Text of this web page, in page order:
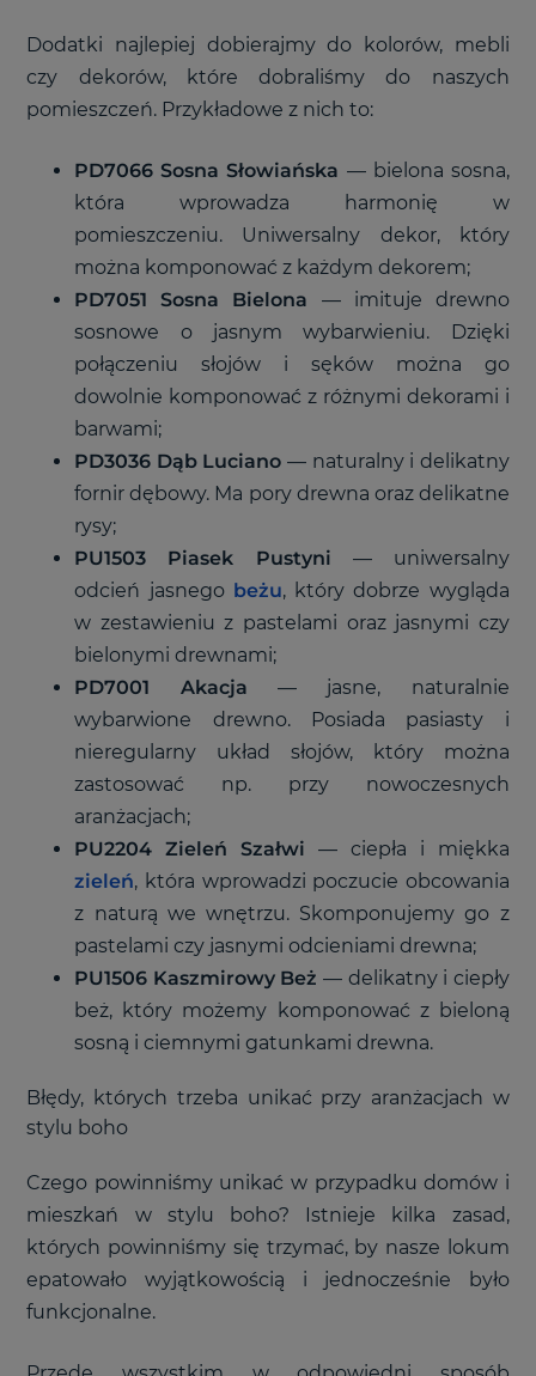
Dodatki najlepiej dobierajmy do kolorów, mebli
czy dekorów, które dobraliśmy do naszych
pomieszczeń. Przykładowe z nich to:
PD7066 Sosna Słowiańska —bielona sosna,
która wprowadza harmonię w
pomieszczeniu. Uniwersalny dekor, który
można komponować z każdym dekorem;
PD7051 Sosna Bielona
—imituje drewno
sosnowe o jasnym wybarwieniu. Dzięki
połączeniu słojów i sęków można go
dowolnie komponować z różnymi dekorami i
barwami;
PD3036 Dąb Luciano — naturalny i delikatny
fornir dębowy. Ma pory drewna oraz delikatne
rysy;
PU1503
Piasek Pustyni —uniwersalny
odcień jasnego beżu, który dobrze wygląda
w zestawieniu z pastelami oraz jasnymi czy
bielonymi drewnami;
PD7001 Akacja — jasne, naturalnie
wybarwione drewno. Posiada pasiasty i
nieregularny układ słojów, który można
zastosować np. przy nowoczesnych
aranżacjach;
PU2204 Zieleń Szałwi
— ciepła i miękka
zieleń, która wprowadzi poczucie obcowania
z naturą we wnętrzu. Skomponujemy go z
pastelami czy jasnymi odcieniami drewna;
PU1506 Kaszmirowy Beż — delikatny i ciepły
beż, który możemy komponować z bieloną
sosną i ciemnymi gatunkami drewna.
Błędy, których trzeba unikać przy aranżacjach w
stylu boho
Czego powinniśmy unikać w przypadku domów i
mieszkań w stylu boho? Istnieje kilka zasad,
których powinniśmy się trzymać, by nasze lokum
epatowało wyjątkowością i jednocześnie było
funkcjonalne.